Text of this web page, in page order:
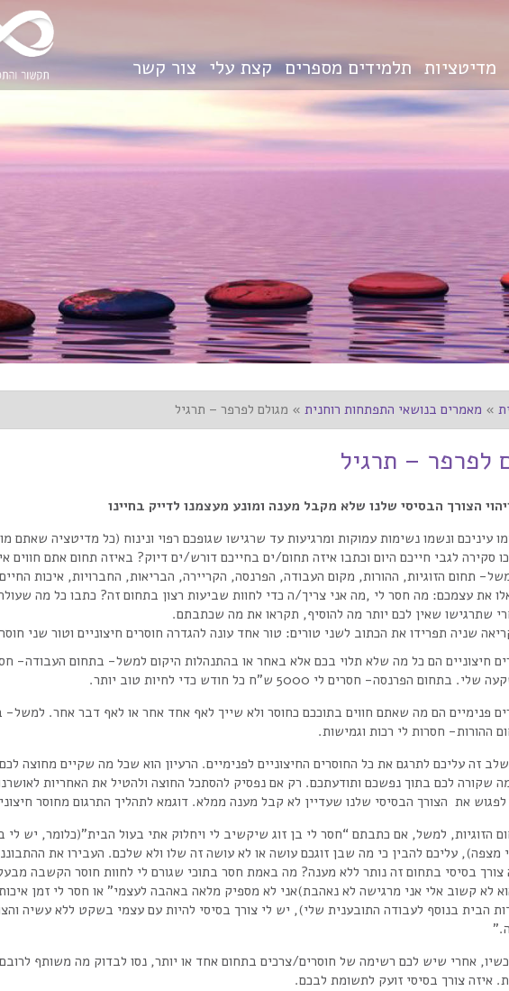
מדיטציות תלמידים מספרים קצת עלי צור קשר
» מאמרים בנושאי התפתחות רוחנית » מגולם לפרפר – תרגיל
לפרפר – תרגיל
הצורך הבסיסי שלנו שלא מקבל מענה ומונע מעצמנו לדייק בחיינו
עיניכם ונשמו נשימות עמוקות ומרגיעות עד שרגישו שגופכם רפוי ונינוח (כל מדיטציה שאתם
סקירה לגבי חייכם היום וכתבו איזה תחום/ים בחייכם דורש/ים דיוק? באיזה תחום אתם חווים
תחום הזוגיות, ההורות, מקום העבודה, הפרנסה, הקריירה, הבריאות, החברויות, איכות
את עצמכם: מה חסר לי ,מה אני צריך/ה כדי לחוות שביעות רצון בתחום זה? כתבו כל מה
שתרגישו שאין לכם יותר מה להוסיף, תקראו את מה שכתבתם.
שניה תפרידו את הכתוב לשני טורים: טור אחד עונה להגדרה חוסרים חיצוניים וטור שני
חיצוניים הם כל מה שלא תלוי בכם אלא באחר או בהתנהלות היקום למשל- בתחום העבודה-
בתחום הפרנסה- חסרים לי 5000 ש”ח כל חודש כדי לחיות טוב יותר.
פנימיים הם מה שאתם חווים בתוככם כחוסר ולא שייך לאף אחד אחר או לאף דבר אחר. למשל-
ההורות- חסרות לי רכות וגמישות.
זה עליכם לתרגם את כל החוסרים החיצוניים לפנימיים. הרעיון הוא שכל מה שקיים מחוצה
שקורה לכם בתוך נפשכם ותודעתכם. רק אם נפסיק להסתכל החוצה ולהטיל את האחריות
לפגוש את הצורך הבסיסי שלנו שעדיין לא קבל מענה ממלא. דוגמא לתהליך התרגום מחוסר
הזוגיות, למשל, אם כתבתם “חסר לי בן זוג שיקשיב לי ויחלוק אתי בעול הבית”(כלומר, יש לי
מצפה), עליכם להבין כי מה שבן זוגכם עושה או לא עושה זה שלו ולא שלכם. העבירו את
צורך בסיסי בתחום זה נותר ללא מענה? מה באמת חסר בתוכי שגורם לי לחוות חוסר הקשבה
לא קשוב אלי אני מרגישה לא נאהבת)אני לא מספיק מלאה באהבה לעצמי” או חסר לי זמן
הבית בנוסף לעבודה התובענית שלי), יש לי צורך בסיסי להיות עם עצמי בשקט ללא עשיה
אחרי שיש לכם רשימה של חוסרים/צרכים בתחום אחד או יותר, נסו לבדוק מה משותף לרובם
איזה צורך בסיסי זועק לתשומת לבכם.